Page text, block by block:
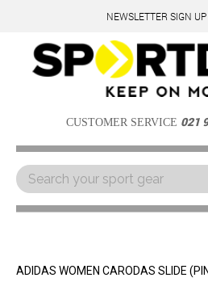
NEWSLETTER SIGN UP
CUSTOMER SERVICE 021
Menu
ADIDAS WOMEN CARODAS SLIDE